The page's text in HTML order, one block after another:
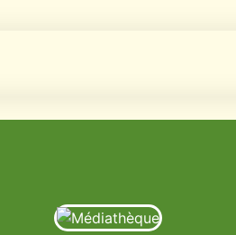
Médiathèque
Livres, BD, documentaires, jeux de